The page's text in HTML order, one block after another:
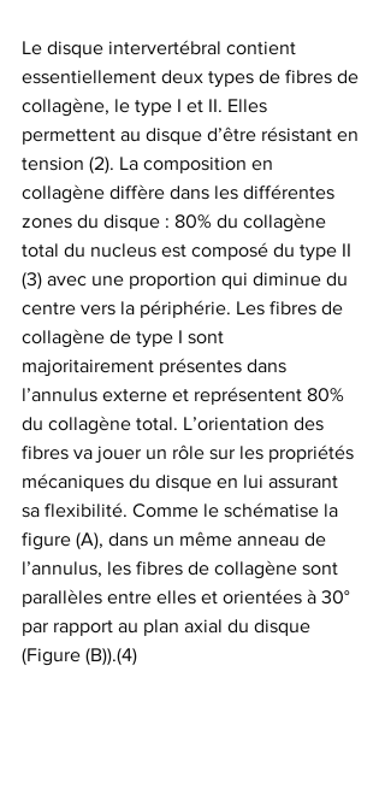
Le disque intervertébral contient
essentiellement deux types de fibres de
collagène, le type I et II. Elles
permettent au disque d’être résistant en
tension (2). La composition en
collagène diffère dans les différentes
zones du disque : 80% du collagène
total du nucleus est composé du type II
(3) avec une proportion qui diminue du
centre vers la périphérie. Les fibres de
collagène de type I sont
majoritairement présentes dans
l’annulus externe et représentent 80%
du collagène total. L’orientation des
fibres va jouer un rôle sur les propriétés
mécaniques du disque en lui assurant
sa flexibilité. Comme le schématise la
figure (A), dans un même anneau de
l’annulus, les fibres de collagène sont
parallèles entre elles et orientées à 30°
par rapport au plan axial du disque
(Figure (B)).(4)